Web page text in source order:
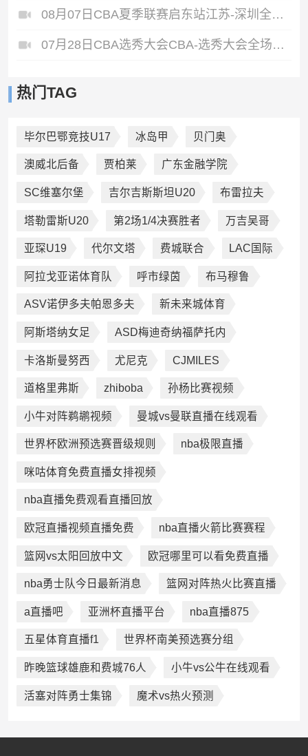
08月07日CBA夏季联赛启东站江苏-深圳全场录像
07月28日CBA选秀大会CBA-选秀大会全场录像
热门TAG
毕尔巴鄂竞技U17 冰岛甲 贝门奥
澳威北后备 贾柏莱 广东金融学院
SC维塞尔堡 吉尔吉斯斯坦U20 布雷拉夫
塔勒雷斯U20 第2场1/4决赛胜者 万吉吴哥
亚琛U19 代尔文塔 费城联合 LAC国际
阿拉戈亚诺体育队 呼市绿茵 布马穆鲁
ASV诺伊多夫帕恩多夫 新未来城体育
阿斯塔纳女足 ASD梅迪奇纳福萨托内
卡洛斯曼努西 尤尼克 CJMILES
道格里弗斯 zhiboba 孙杨比赛视频
小牛对阵鹈鹕视频 曼城vs曼联直播在线观看
世界杯欧洲预选赛晋级规则 nba极限直播
咪咕体育免费直播女排视频
nba直播免费观看直播回放
欧冠直播视频直播免费 nba直播火箭比赛赛程
篮网vs太阳回放中文 欧冠哪里可以看免费直播
nba勇士队今日最新消息 篮网对阵热火比赛直播
a直播吧 亚洲杯直播平台 nba直播875
五星体育直播f1 世界杯南美预选赛分组
昨晚篮球雄鹿和费城76人 小牛vs公牛在线观看
活塞对阵勇士集锦 魔术vs热火预测